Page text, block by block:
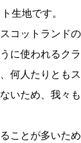
生地です。
コットランド
に使われるク
何人たりとも
いため、我々
ことが多いた